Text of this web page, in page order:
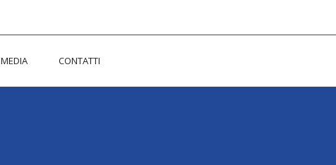
MEDIA CONTATTI